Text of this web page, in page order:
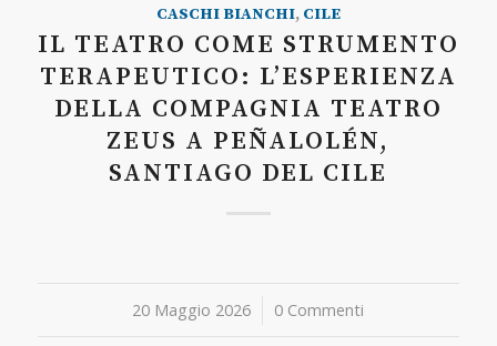
CASCHI BIANCHI, CILE
IL TEATRO COME STRUMENTO
TERAPEUTICO: L’ESPERIENZA
DELLA COMPAGNIA TEATRO
ZEUS A PEÑALOLÉN,
SANTIAGO DEL CILE
20 Maggio 2026
/ 0 Commenti